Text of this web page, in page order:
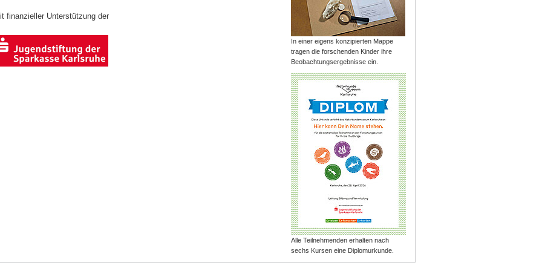
finanzieller Unterstützung der
In einer eigens konzipierten Mappe
tragen die forschenden Kinder ihre
Beobachtungsergebnisse ein.
Alle Teilnehmenden erhalten nach
sechs Kursen eine Diplomurkunde.